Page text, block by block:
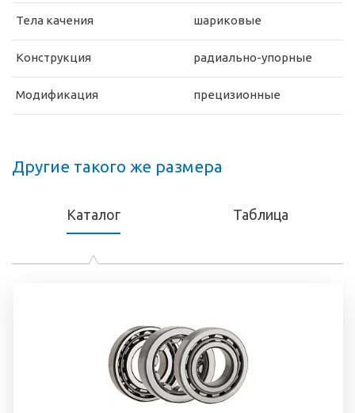
Тела качения шариковые
Конструкция радиально-упорные
Модификация прецизионные
Другие такого же размера
Каталог Таблица